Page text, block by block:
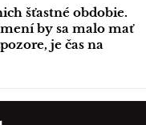
šťastné obdobie.
by sa malo mať
je čas na